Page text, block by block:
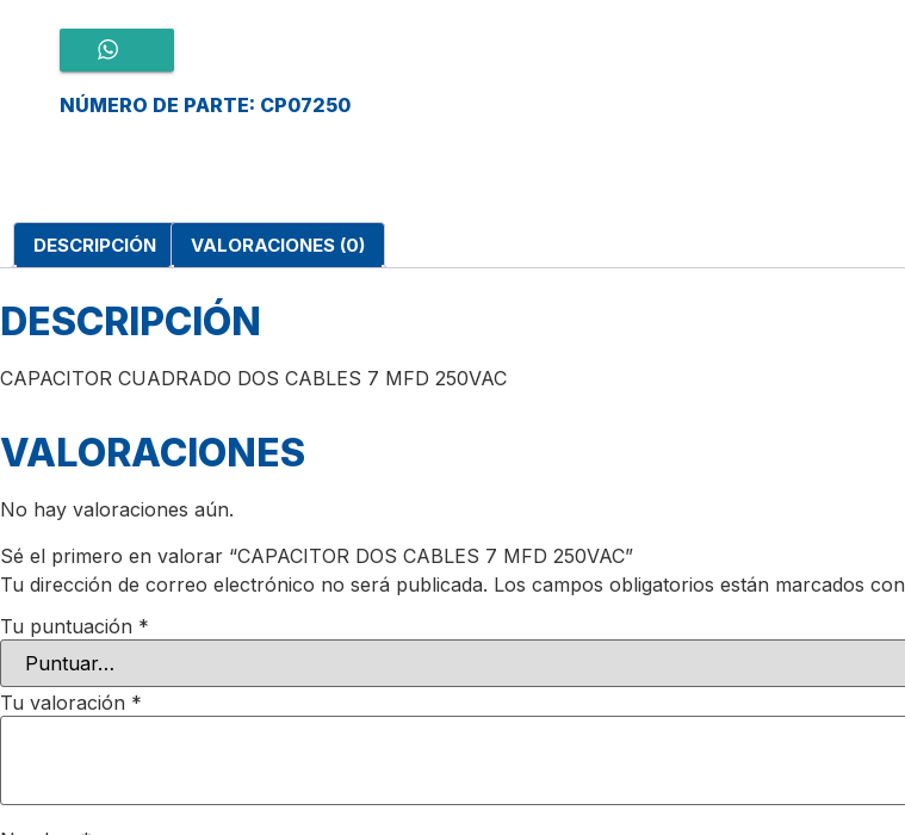
MFD
250VAC
cantidad
NÚMERO DE PARTE: CP07250
DESCRIPCIÓN VALORACIONES (0)
DESCRIPCIÓN
CAPACITOR CUADRADO DOS CABLES 7 MFD 250VAC
VALORACIONES
No hay valoraciones aún.
Sé el primero en valorar “CAPACITOR DOS CABLES 7 MFD 250VAC”
Tu dirección de correo electrónico no será publicada. Los campos obligatorios están marcados con
Tu puntuación *
Tu valoración *